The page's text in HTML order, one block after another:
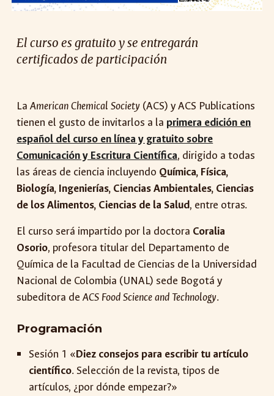
El curso es gratuito y se entregarán
certificados de participación
LaAmerican Chemical Society (ACS) y ACS Publications
tienen el gusto de invitarlos a la primera edición en
español del curso en línea y gratuito sobre
Comunicación y Escritura Científica, dirigido a todas
las áreas de ciencia incluyendo Química, Física,
Biología, Ingenierías, Ciencias Ambientales, Ciencias
de los Alimentos, Ciencias de la Salud, entre otras.
El curso será impartido por la doctora Coralia
Osorio, profesora titular del Departamento de
Química de la Facultad de Ciencias de la Universidad
Nacional de Colombia (UNAL) sede Bogotá y
subeditora deACS Food Science and Technology.
Programación
Sesión 1 «Diez consejos para escribir tu artículo
científico. Selección de la revista, tipos de
artículos, ¿por dónde empezar?»